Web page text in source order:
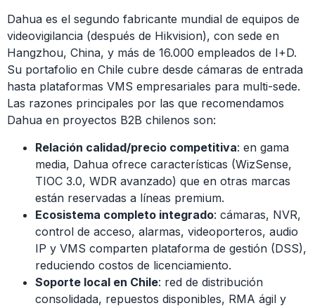
Dahua es el segundo fabricante mundial de equipos de
videovigilancia (después de Hikvision), con sede en
Hangzhou, China, y más de 16.000 empleados de I+D.
Su portafolio en Chile cubre desde cámaras de entrada
hasta plataformas VMS empresariales para multi-sede.
Las razones principales por las que recomendamos
Dahua en proyectos B2B chilenos son:
Relación calidad/precio competitiva: en gama
media, Dahua ofrece características (WizSense,
TIOC 3.0, WDR avanzado) que en otras marcas
están reservadas a líneas premium.
Ecosistema completo integrado: cámaras, NVR,
control de acceso, alarmas, videoporteros, audio
IP y VMS comparten plataforma de gestión (DSS),
reduciendo costos de licenciamiento.
Soporte local en Chile: red de distribución
consolidada, repuestos disponibles, RMA ágil y